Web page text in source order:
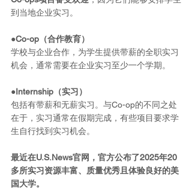
到当地企业实习。
●Co-op（合作教育）
学校与企业合作，为学生提供带薪的全职实习
机会，通常需要在企业实习至少一个学期。
●Internship（实习）
包括有带薪和无薪实习。与Co-op的不同之处
在于，实习通常在假期完成，有些项目要求学
生自行找到实习机会。
最近在U.S.News官网，官方公布了2025年20
多所实习资源丰富、质量优秀且体验良好的美
国大学。